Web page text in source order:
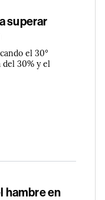
superar
el 30°
30% y el
hambre en